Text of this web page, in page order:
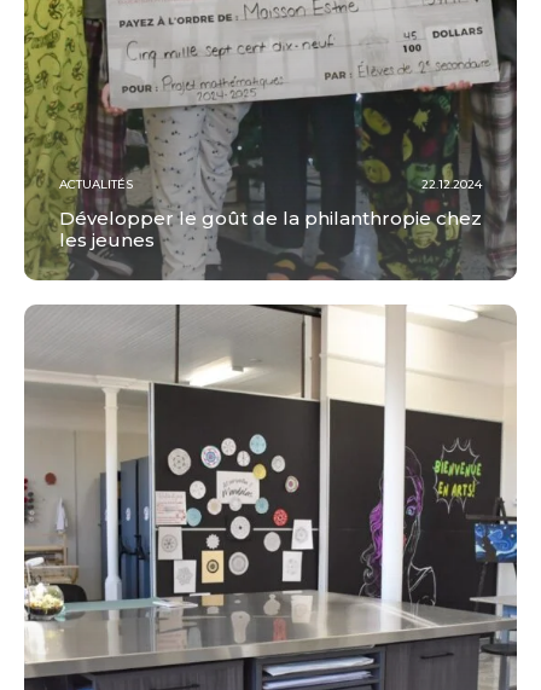
ACTUALITÉS 22.12.2024
Développer le goût de la philanthropie chez
les jeunes